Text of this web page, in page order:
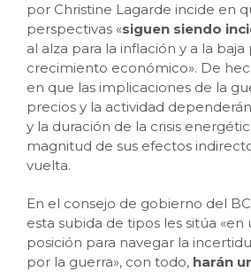
por Christine Lagarde incide en
perspectivas «siguen siendo
al alza para la inflación y a la baja
crecimiento económico». De
en que las implicaciones de la
precios y la actividad
y la duración de la crisis
magnitud de sus efectos
vuelta.
En el consejo de gobierno del
esta subida de tipos les sitúa «en
posición para navegar la
por la guerra», con todo, harán